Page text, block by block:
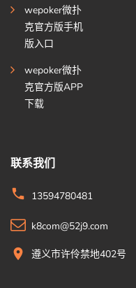
wepoker微扑
克官方版手机
版入口
wepoker微扑
克官方版APP
下载
联系我们
13594780481
k8com@52j9.com
遵义市许伶禁地402号